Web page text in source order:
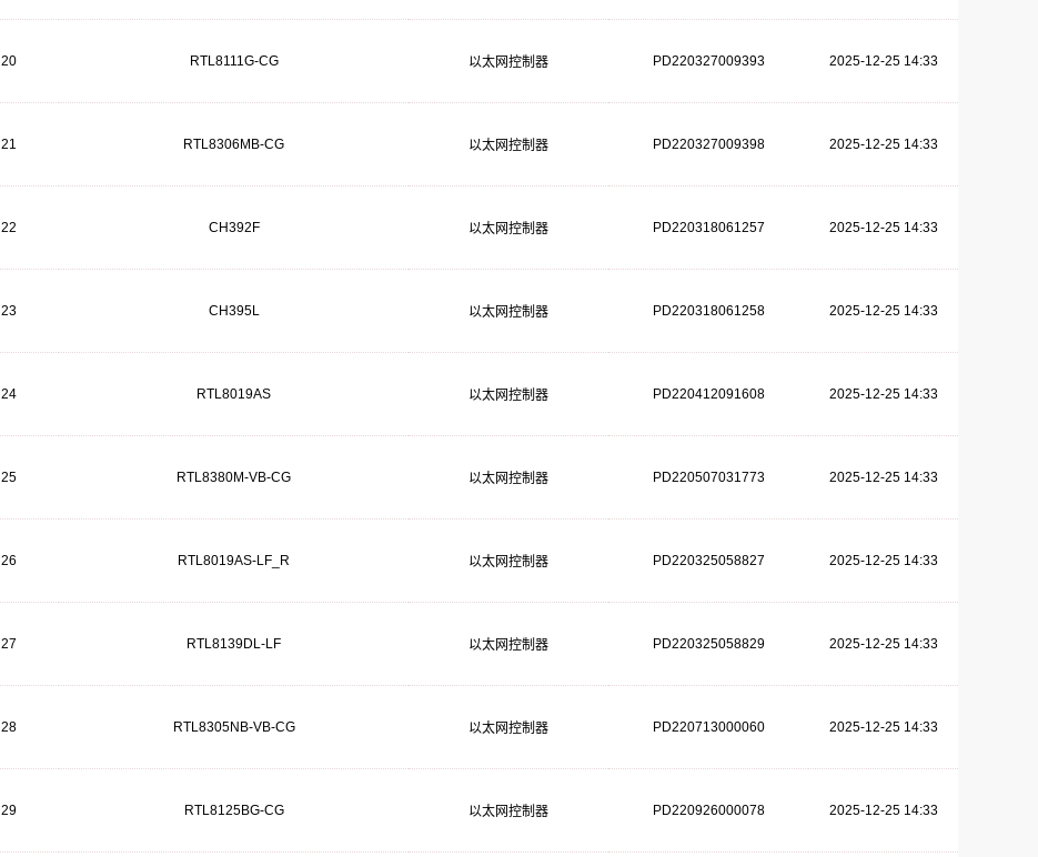
20 RTL8111G-CG 以太网控制器 PD220327009393 2025-12-25 14:33
21 RTL8306MB-CG 以太网控制器 PD220327009398 2025-12-25 14:33
22 CH392F 以太网控制器 PD220318061257 2025-12-25 14:33
23 CH395L 以太网控制器 PD220318061258 2025-12-25 14:33
24 RTL8019AS 以太网控制器 PD220412091608 2025-12-25 14:33
25 RTL8380M-VB-CG 以太网控制器 PD220507031773 2025-12-25 14:33
26 RTL8019AS-LF_R 以太网控制器 PD220325058827 2025-12-25 14:33
27 RTL8139DL-LF 以太网控制器 PD220325058829 2025-12-25 14:33
28 RTL8305NB-VB-CG 以太网控制器 PD220713000060 2025-12-25 14:33
29 RTL8125BG-CG 以太网控制器 PD220926000078 2025-12-25 14:33